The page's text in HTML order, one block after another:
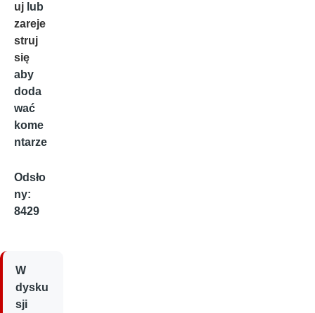
uj lub
zareje
struj
się
aby
doda
wać
kome
ntarze
Odsło
ny:
8429
W
dysku
sji